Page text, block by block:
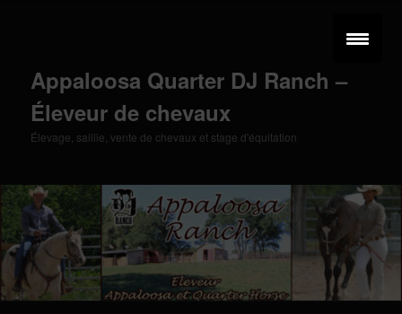
Appaloosa Quarter DJ Ranch –
Éleveur de chevaux
Élevage, saillie, vente de chevaux et stage d'équitation